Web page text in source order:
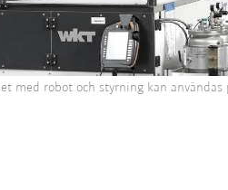
med robot och styrning kan användas